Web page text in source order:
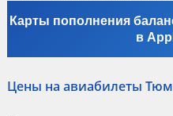
Карты пополнения
в
Цены на авиабилеты